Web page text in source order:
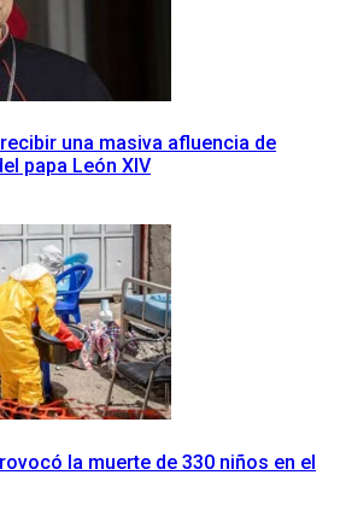
una masiva afluencia de
papa León XIV
la muerte de 330 niños en el